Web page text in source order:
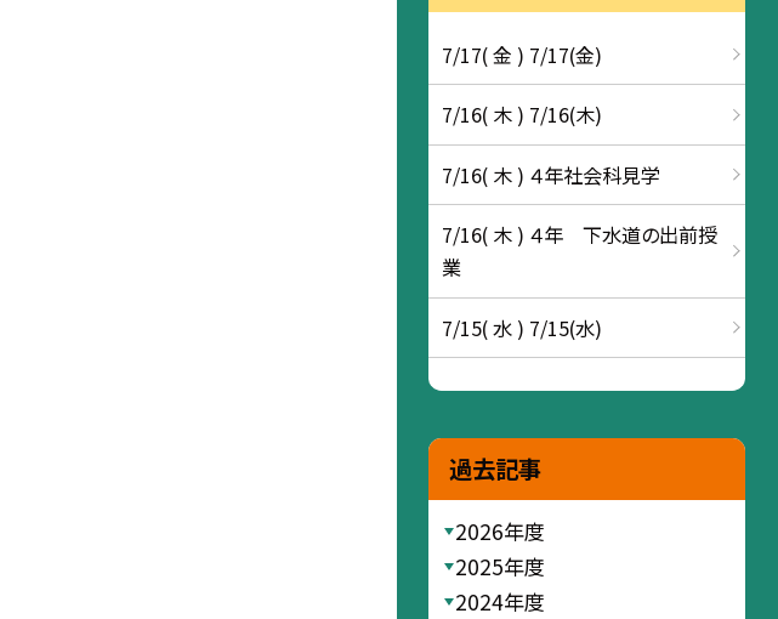
7/17( 金 ) 7/17(金)
7/16( 木 ) 7/16(木)
7/16( 木 ) ４年社会科見学
7/16( 木 ) ４年 下水道の出前授
業
7/15( 水 ) 7/15(水)
過去記事
2026年度
2025年度
2024年度